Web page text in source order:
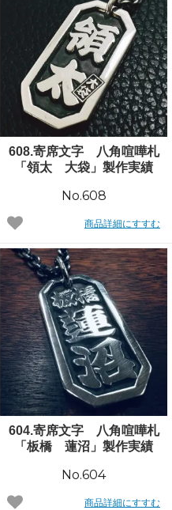
608.寄席文字 八角喧嘩札
「領太 大袋」製作実績
No.608
商品詳細にすすむ
604.寄席文字 八角喧嘩札
「板橋 蓮沼」製作実績
No.604
商品詳細にすすむ